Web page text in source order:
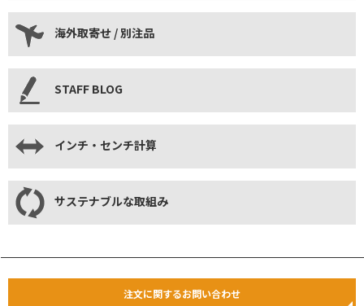
海外取寄せ / 別注品
STAFF BLOG
インチ・センチ計算
サステナブルな取組み
注文に関するお問い合わせ